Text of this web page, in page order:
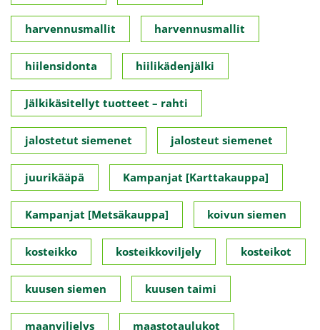
harvennusmallit harvennusmallit
hiilensidonta hiilikädenjälki
Jälkikäsitellyt tuotteet – rahti
jalostetut siemenet jalosteut siemenet
juurikääpä Kampanjat [Karttakauppa]
Kampanjat [Metsäkauppa] koivun siemen
kosteikko kosteikkoviljely kosteikot
kuusen siemen kuusen taimi
maanviljelys maastotaulukot